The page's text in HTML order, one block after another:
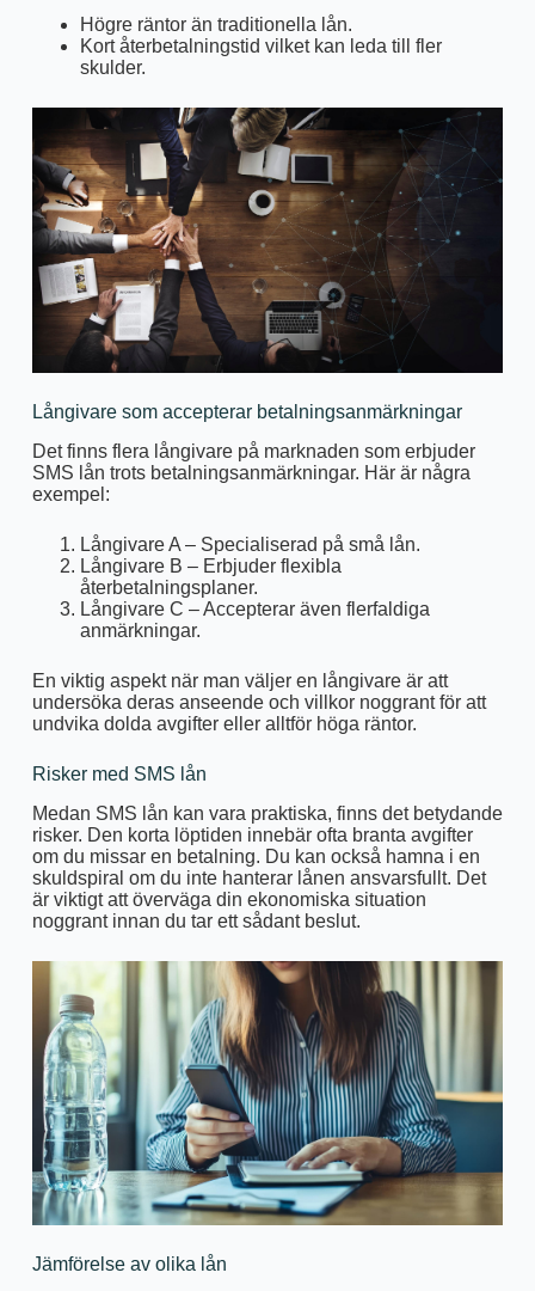
Högre räntor än traditionella lån.
Kort återbetalningstid vilket kan leda till fler
skulder.
Långivare som accepterar betalningsanmärkningar
Det finns flera långivare på marknaden som erbjuder
SMS lån trots betalningsanmärkningar. Här är några
exempel:
Långivare A – Specialiserad på små lån.
Långivare B – Erbjuder flexibla
återbetalningsplaner.
Långivare C – Accepterar även flerfaldiga
anmärkningar.
En viktig aspekt när man väljer en långivare är att
undersöka deras anseende och villkor noggrant för att
undvika dolda avgifter eller alltför höga räntor.
Risker med SMS lån
Medan SMS lån kan vara praktiska, finns det betydande
risker. Den korta löptiden innebär ofta branta avgifter
om du missar en betalning. Du kan också hamna i en
skuldspiral om du inte hanterar lånen ansvarsfullt. Det
är viktigt att överväga din ekonomiska situation
noggrant innan du tar ett sådant beslut.
Jämförelse av olika lån